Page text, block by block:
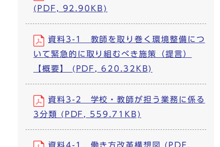
(PDF, 92.90KB)
資料3-1 教師を取り巻く環境整備につ
いて緊急的に取り組むべき施策（提言）
【概要】 (PDF, 620.32KB)
資料3-2 学校・教師が担う業務に係る
3分類 (PDF, 559.71KB)
資料4-1 働き方改革構想図 (PDF,